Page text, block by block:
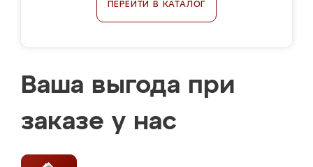
ПЕРЕЙТИ В КАТАЛОГ
Ваша выгода при
заказе у нас